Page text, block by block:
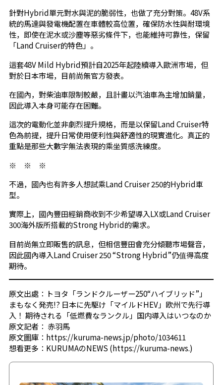
針對Hybrid單元對水與泥的脆弱性，也做了充分對策。48V系
統的馬達與發電機配置在車體較高位置，確保防水性與耐環境
性，即使在泥水或沙塵等惡劣條件下，也能維持可靠性，保留
「Land Cruiser的特色」。
這套48V Mild Hybrid預計自2025年起陸續導入歐洲市場，但
對於日本市場，目前尚無官方發表。
在國內，對柴油車限制較嚴，且計畫以汽油車為主增加銷量，
因此導入本身可能存在困難。
這次的電動化並非劇烈提升規格，而是以保留Land Cruiser特
色為前提，提升日常使用便利性與舒適性的現實進化。真正的
重點是那些大數字無法表現的乘坐質感洗練度。
※ ※ ※
不過，國內也有許多人想試乘Land Cruiser 250的Hybrid車
型。
實際上，國內豐田經銷商收到不少希望導入LX或Land Cruiser
300海外版所搭載的Strong Hybrid的需求。
目前尚無立即販售的訊息，但相信豐田會充分傾聽市場聲音，
因此國內導入Land Cruiser 250 “Strong Hybrid”仍值得高度
期待。
原文出處： トヨタ「ランドクルーザー250“ハイブリッド”」
まもなく発売!? 日本に先駆け「マイルドHEV」欧州で先行導
入！ 期待される「低燃費なランクル」国内導入はいつなのか
原文記者： 赤羽馬
原文圖庫： https://kuruma-news.jp/photo/1034611
想看更多： KURUMAのNEWS (https://kuruma-news.)